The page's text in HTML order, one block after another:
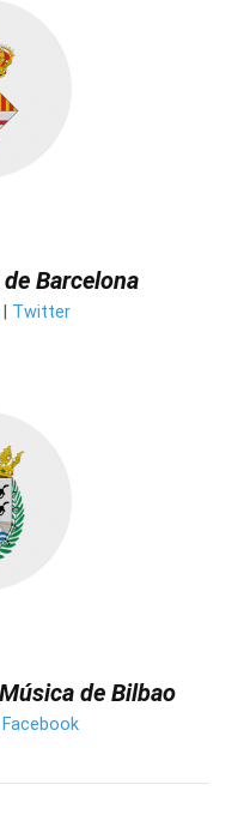
Barcelona
Twitter
de Bilbao
Facebook